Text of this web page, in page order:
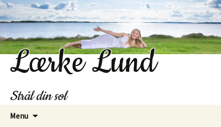
Lærke Lund
Strål din sol
Menu